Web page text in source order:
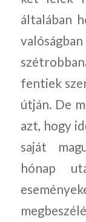
általában
fentiek
útján. De
azt, hogy
saját
hónap